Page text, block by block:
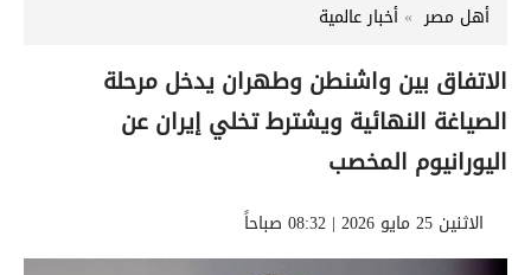
أهل مصر أخبار عالمية
الاتفاق بين واشنطن وطهران يدخل مرحلة
الصياغة النهائية ويشترط تخلي إيران عن
اليورانيوم المخصب
الاثنين 25 مايو 2026 | 08:32 صباحاً